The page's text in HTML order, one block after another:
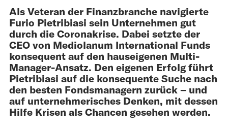
Als Veteran der Finanzbranche navigierte
Furio Pietribiasi sein Unternehmen gut
durch die Coronakrise. Dabei setzte der
CEO von Mediolanum International Funds
konsequent auf den hauseigenen Multi-
Manager-Ansatz. Den eigenen Erfolg führt
Pietribiasi auf die konsequente Suche nach
den besten Fondsmanagern zurück – und
auf unternehmerisches Denken, mit dessen
Hilfe Krisen als Chancen gesehen werden.